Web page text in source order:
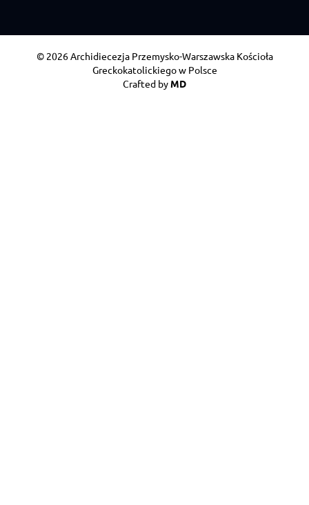
© 2026 Archidiecezja Przemysko-Warszawska Kościoła
Greckokatolickiego w Polsce
Crafted by MD